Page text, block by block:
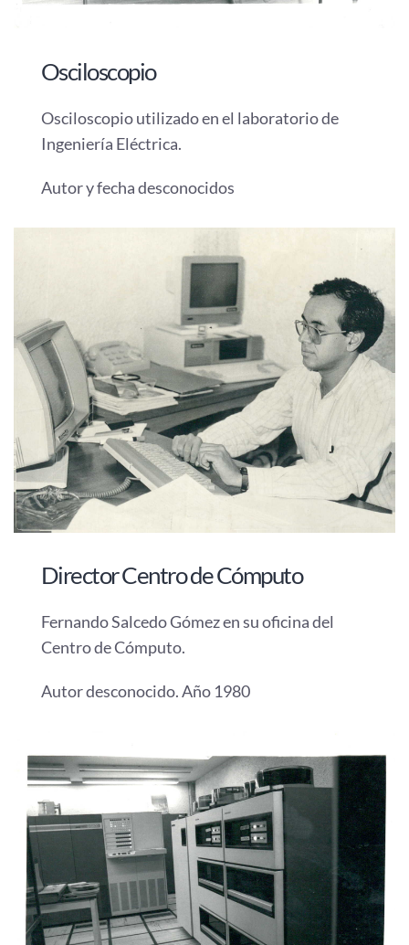
Osciloscopio
Osciloscopio utilizado en el laboratorio de
Ingeniería Eléctrica.
Autor y fecha desconocidos
Director Centro de Cómputo
Fernando Salcedo Gómez en su oficina del
Centro de Cómputo.
Autor desconocido. Año 1980